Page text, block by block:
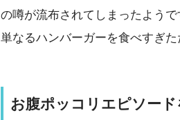
の噂が流布されてしまったよう
単なるハンバーガーを食べすぎた
お腹ポッコリエピソー